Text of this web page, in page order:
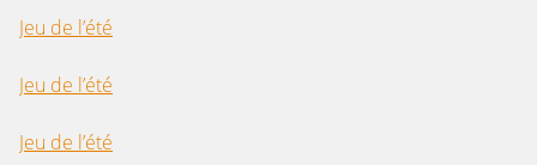
Jeu de l’été
Jeu de l’été
Jeu de l’été